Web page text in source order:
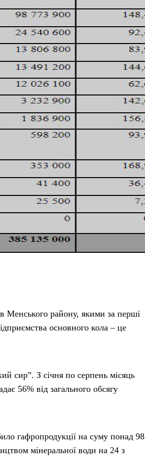
Менського району, якими за перші
основного кола – це
сир”. З січня по серпень місяць
56% від загального обсягу
гафропродукції на суму понад 98
мінеральної води на 24 з